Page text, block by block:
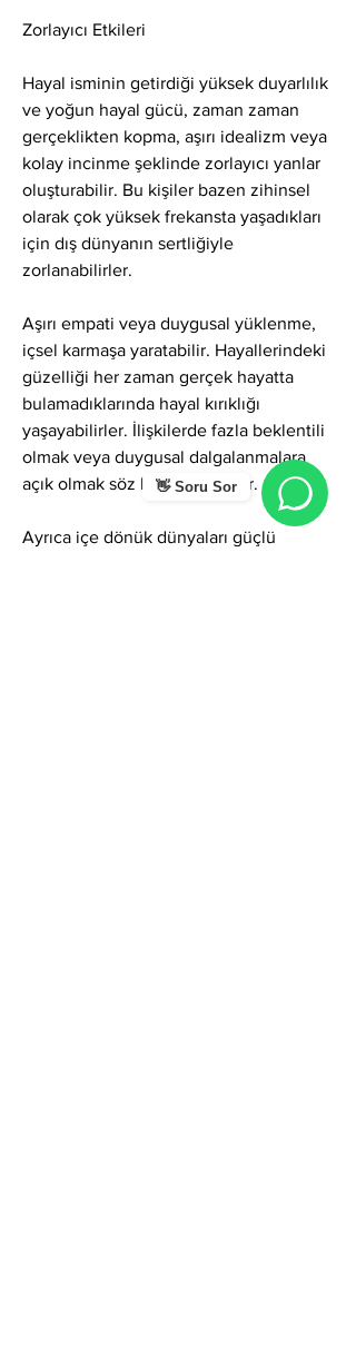
👋 Soru Sor
Zorlayıcı Etkileri
Hayal isminin getirdiği yüksek duyarlılık
ve yoğun hayal gücü, zaman zaman
gerçeklikten kopma, aşırı idealizm veya
kolay incinme şeklinde zorlayıcı yanlar
oluşturabilir. Bu kişiler bazen zihinsel
olarak çok yüksek frekansta yaşadıkları
için dış dünyanın sertliğiyle
zorlanabilirler.
Aşırı empati veya duygusal yüklenme,
içsel karmaşa yaratabilir. Hayallerindeki
güzelliği her zaman gerçek hayatta
bulamadıklarında hayal kırıklığı
yaşayabilirler. İlişkilerde fazla beklentili
olmak veya duygusal dalgalanmalara
açık olmak söz konusu olabilir.
Ayrıca içe dönük dünyaları güçlü